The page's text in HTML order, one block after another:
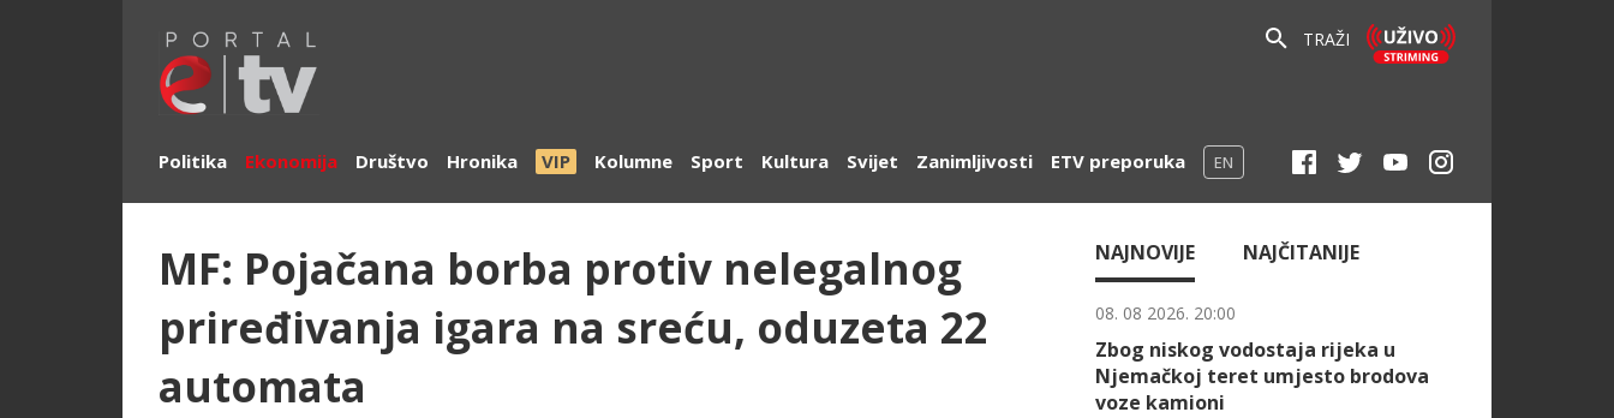
TRAŽI
Politika Ekonomija Društvo Hronika VIP Kolumne Sport Kultura Svijet Zanimljivosti ETV preporuka EN
MF: Pojačana borba protiv nelegalnog
priređivanja igara na sreću, oduzeta 22
automata
NAJNOVIJE NAJČITANIJE
08. 08 2026. 20:00
Zbog niskog vodostaja rijeka u
Njemačkoj teret umjesto brodova
voze kamioni